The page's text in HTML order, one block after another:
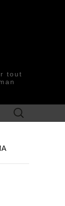
tout
Rechercher :